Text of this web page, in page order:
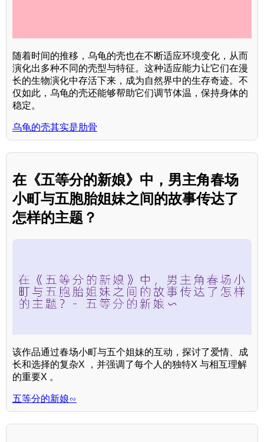
随着时间的推移，乌龟的壳也在不断适应环境变化，从而
演化出多种不同的壳型与特征。这种适应能力让它们在漫
长的生物演化中存活下来，成为自然界中的生存奇迹。不
仅如此，乌龟的壳还能够帮助它们调节体温，保持身体的
稳定。
乌龟的壳其实是肋骨
在《五等分的新娘》中，男主角春场
小町与五胞胎姐妹之间的故事传达了
怎样的主题？
该作品通过春场小町与五个姐妹的互动，探讨了爱情、成
长和选择的复杂X ，并强调了每个人的独特X 与相互理解
的重要X 。
五等分的新娘∽